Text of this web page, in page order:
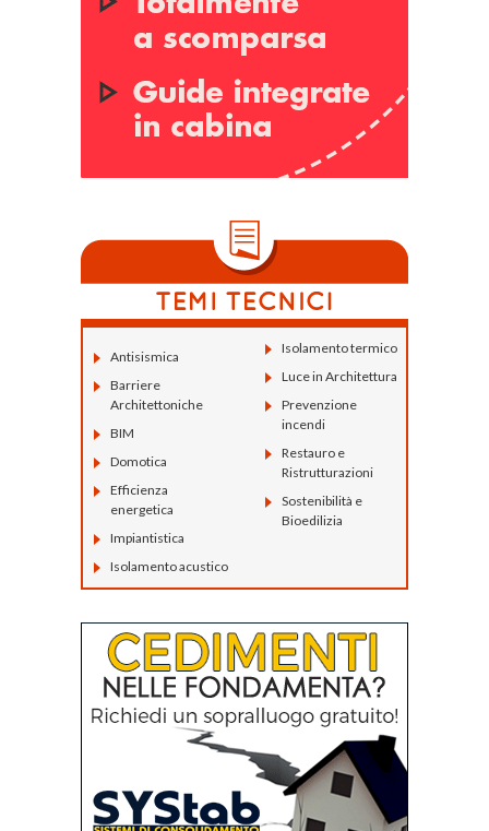
Antisismica
Barriere
Architettoniche
BIM
Domotica
Efficienza
energetica
Impiantistica
Isolamento acustico
Isolamento termico
Luce in Architettura
Prevenzione
incendi
Restauro e
Ristrutturazioni
Sostenibilità e
Bioedilizia